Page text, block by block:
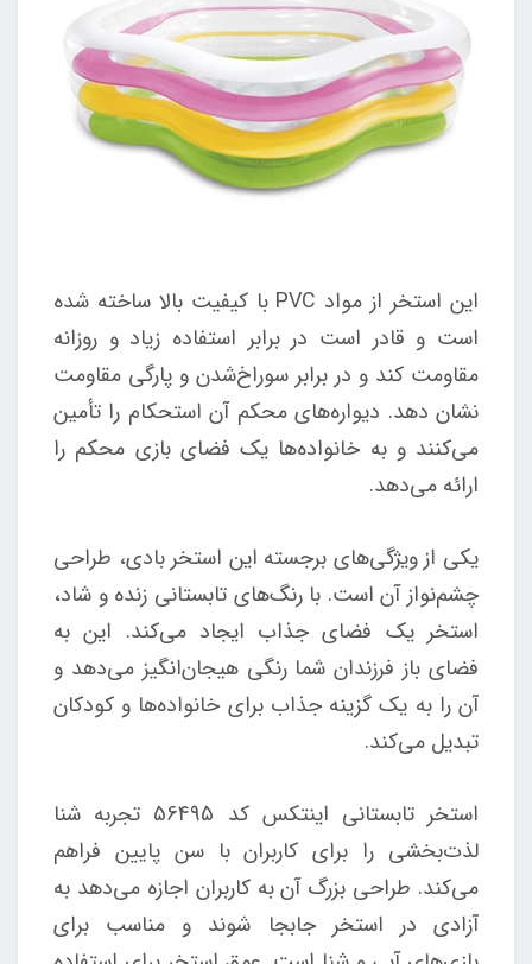
این استخر از مواد PVC با کیفیت بالا ساخته شده
است و قادر است در برابر استفاده زیاد و روزانه
مقاومت کند و در برابر سوراخ‌شدن و پارگی مقاومت
نشان دهد. دیواره‌های محکم آن استحکام را تأمین
می‌کنند و به خانواده‌ها یک فضای بازی محکم را
ارائه می‌دهد.
یکی از ویژگی‌های برجسته این استخر بادی، طراحی
چشم‌نواز آن است. با رنگ‌های تابستانی زنده و شاد،
استخر یک فضای جذاب ایجاد می‌کند. این به
فضای باز فرزندان شما رنگی هیجان‌انگیز می‌دهد و
آن را به یک گزینه جذاب برای خانواده‌ها و کودکان
تبدیل می‌کند.
استخر تابستانی اینتکس کد 56495 تجربه شنا
لذت‌بخشی را برای کاربران با سن پایین فراهم
می‌کند. طراحی بزرگ آن به کاربران اجازه می‌دهد به
آزادی در استخر جابجا شوند و مناسب برای